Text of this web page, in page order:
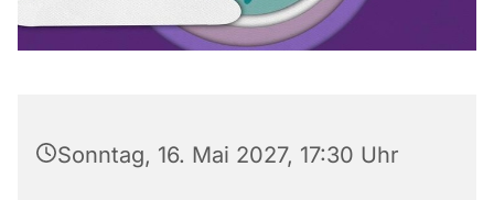
Sonntag, 16. Mai 2027, 17:30 Uhr